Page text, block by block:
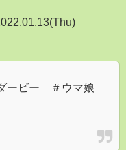
ービー ＃ウマ娘